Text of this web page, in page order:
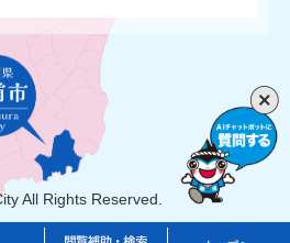
All Rights Reserved.